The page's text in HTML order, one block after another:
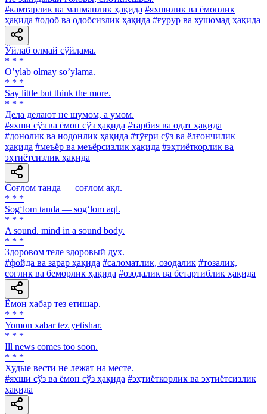
#камтарлик ва манманлик ҳақида #яхшилик ва ёмонлик
ҳақида #одоб ва одобсизлик ҳақида #ғурур ва хушомад ҳақида
Ўйлаб олмай сўйлама.
* * *
Oʼylab olmay soʼylama.
* * *
Say little but think the more.
* * *
Дела делают не шумом, а умом.
#яхши сўз ва ёмон сўз ҳақида #тарбия ва одат ҳақида
#донолик ва нодонлик ҳақида #тўғри сўз ва ёлғончилик
ҳақида #меъёр ва меъёрсизлик ҳақида #эҳтиёткорлик ва
эҳтиётсизлик ҳақида
Соғлом танда — соғлом ақл.
* * *
Sog‘lom tanda — sog‘lom aql.
* * *
A sound. mind in a sound body.
* * *
Здоровом теле здоровый дух.
#фойда ва зарар ҳақида #саломатлик, озодалик #тозалик,
соғлик ва беморлик ҳақида #озодалик ва бетартиблик ҳақида
Ёмон хабар тез етишар.
* * *
Yomon xabar tez yetishar.
* * *
Ill news comes too soon.
* * *
Худые вести не лежат на месте.
#яхши сўз ва ёмон сўз ҳақида #эҳтиёткорлик ва эҳтиётсизлик
ҳақида